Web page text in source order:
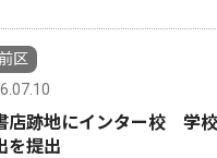
区
店跡地にインター校 学
を提出